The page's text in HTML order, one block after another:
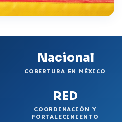
Nacional
COBERTURA EN MÉXICO
RED
COORDINACIÓN Y
FORTALECIMIENTO